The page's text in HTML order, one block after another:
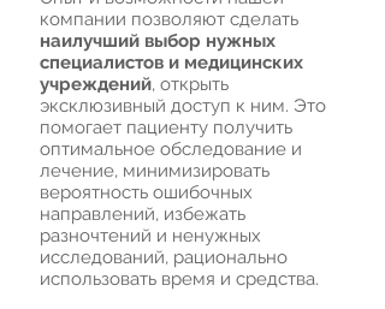
компании позволяют сделать
наилучший выбор нужных
специалистов и медицинских
учреждений, открыть
эксклюзивный доступ к ним. Это
помогает пациенту получить
оптимальное обследование и
лечение, минимизировать
вероятность ошибочных
направлений, избежать
разночтений и ненужных
исследований, рационально
использовать время и средства.